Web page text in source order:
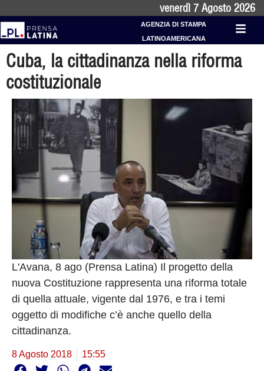
venerdì 7 Agosto 2026
AGENZIA DI STAMPA
LATINOAMERICANA
Cuba, la cittadinanza nella riforma
costituzionale
L'Avana, 8 ago (Prensa Latina) Il progetto della
nuova Costituzione rappresenta una riforma totale
di quella attuale, vigente dal 1976, e tra i temi
oggetto di modifiche c’è anche quello della
cittadinanza.
8 Agosto 2018 15:55